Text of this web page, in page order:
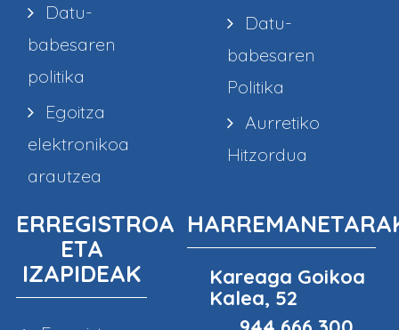
Datu-
babesaren
politika
Egoitza
elektronikoa
arautzea
Datu-
babesaren
Politika
Aurretiko
Hitzordua
ERREGISTROA
ETA
IZAPIDEAK
Kareaga Goikoa
Kalea, 52